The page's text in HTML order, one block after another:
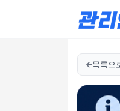
목록으